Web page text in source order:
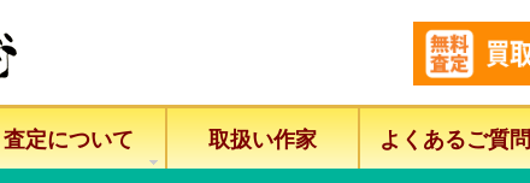
査定について 取扱い作家 よくあるご質問